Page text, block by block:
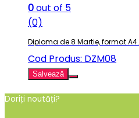
0out of 5
(0)
Diploma de 8 Martie, format A4.
Cod Produs: DZM08
Salvează
Doriți noutăți?